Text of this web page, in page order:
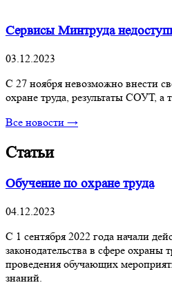
Сервисы Минтруда
03.12.2023
С 27 ноября невозможно внести
охране труда, результаты СОУТ, а
Все новости →
Статьи
Обучение по охране труда
04.12.2023
С 1 сентября 2022 года начали
законодательства в сфере охраны
проведения обучающих
знаний.